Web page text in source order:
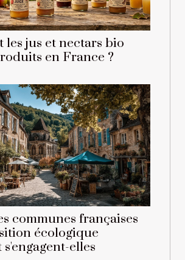
les jus et nectars bio
en France ?
communes françaises
écologique
elles